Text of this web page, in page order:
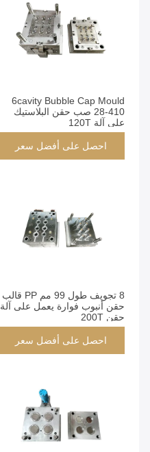
6cavity Bubble Cap Mould
28-410 صب حقن البلاستيك
على آلة 120T
احصل على أفضل سعر
8 تجويف طول 99 مم PP قالب
حقن أنبوب فوارة يعمل على آلة
حقن 200T
احصل على أفضل سعر